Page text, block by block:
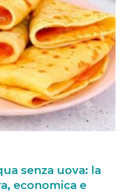
senza uova: la
economica e